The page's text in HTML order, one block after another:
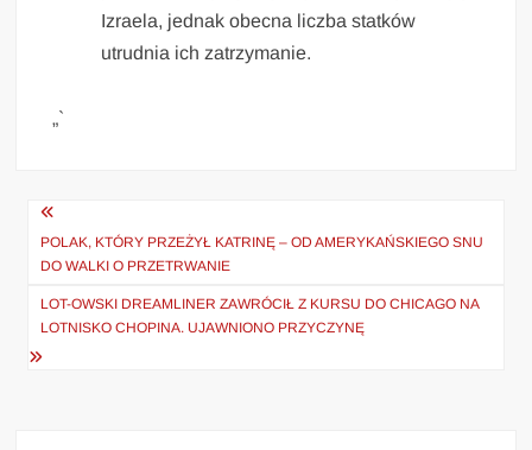
Izraela, jednak obecna liczba statków
utrudnia ich zatrzymanie.
„`
Nawigacja
wpisu
POLAK, KTÓRY PRZEŻYŁ KATRINĘ – OD AMERYKAŃSKIEGO SNU
DO WALKI O PRZETRWANIE
LOT-OWSKI DREAMLINER ZAWRÓCIŁ Z KURSU DO CHICAGO NA
LOTNISKO CHOPINA. UJAWNIONO PRZYCZYNĘ